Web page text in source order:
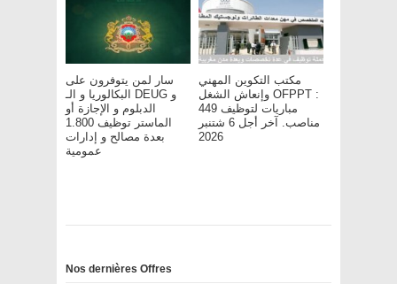
سار لمن يتوفرون على
البكالوريا و الـ DEUG و
الدبلوم و الإجازة أو
الماستر توظيف 1.800
بعدة مصالح و إدارات
عمومية
مكتب التكوين المهني
وإنعاش الشغل OFPPT :
مباريات لتوظيف 449
مناصب. آخر أجل 6 شتنبر
2026
Nos dernières Offres